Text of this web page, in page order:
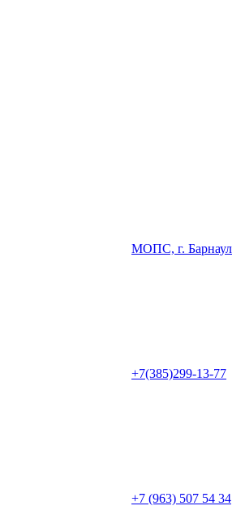
МОПС, г. Барнаул
+7(385)299-13-77
+7 (963) 507 54 34